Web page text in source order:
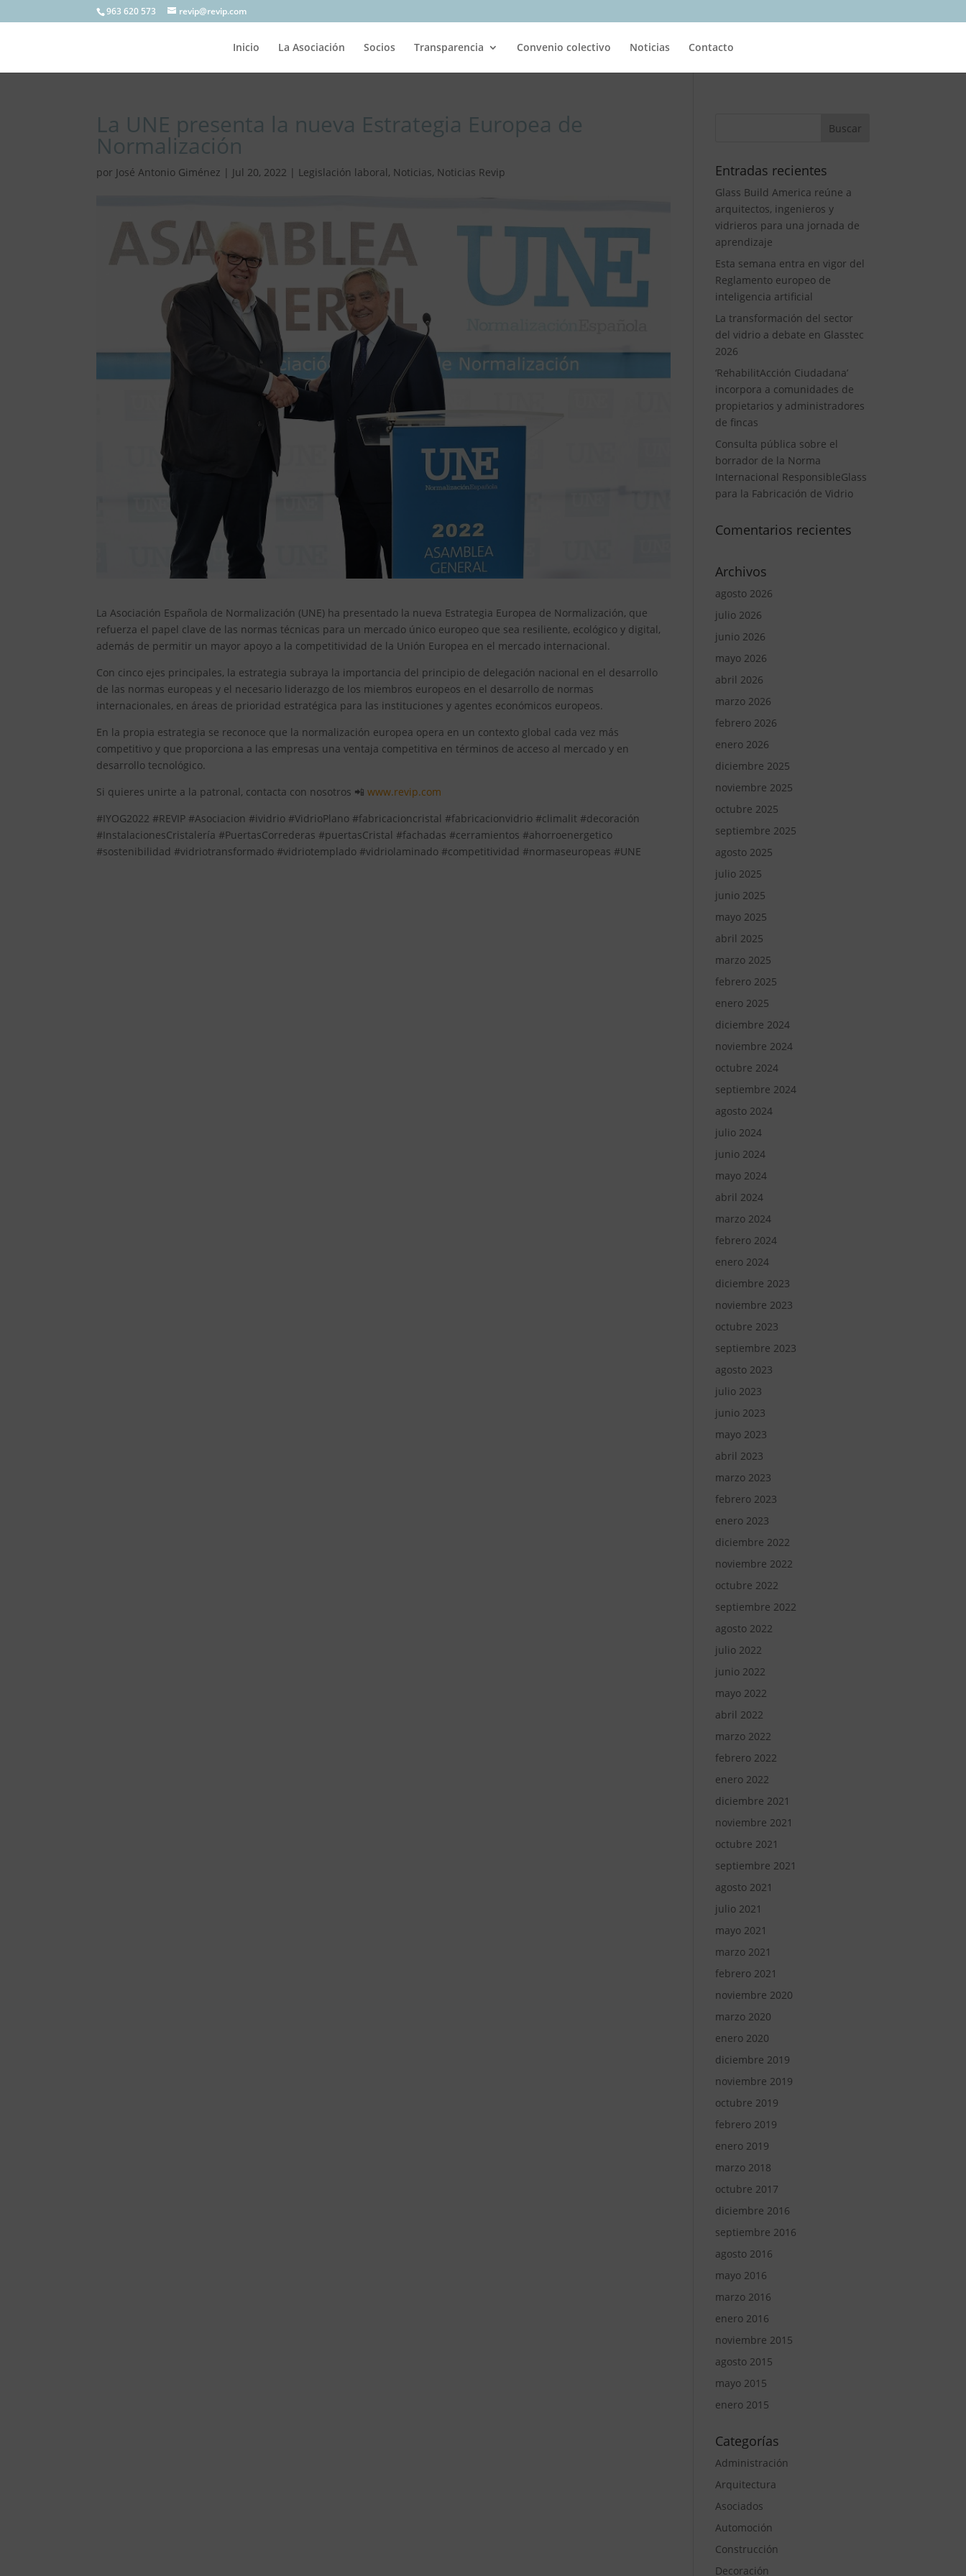
963 620 573 revip@revip.com
Inicio La Asociación Socios Transparencia Convenio colectivo Noticias Contacto
La UNE presenta la nueva Estrategia Europea de
Normalización
por José Antonio Giménez | Jul 20, 2022 | Legislación laboral, Noticias, Noticias Revip
La Asociación Española de Normalización (UNE) ha presentado la nueva Estrategia Europea de Normalización, que
refuerza el papel clave de las normas técnicas para un mercado único europeo que sea resiliente, ecológico y digital,
además de permitir un mayor apoyo a la competitividad de la Unión Europea en el mercado internacional.
Con cinco ejes principales, la estrategia subraya la importancia del principio de delegación nacional en el desarrollo
de las normas europeas y el necesario liderazgo de los miembros europeos en el desarrollo de normas
internacionales, en áreas de prioridad estratégica para las instituciones y agentes económicos europeos.
En la propia estrategia se reconoce que la normalización europea opera en un contexto global cada vez más
competitivo y que proporciona a las empresas una ventaja competitiva en términos de acceso al mercado y en
desarrollo tecnológico.
Si quieres unirte a la patronal, contacta con nosotros 📲www.revip.com
#IYOG2022 #REVIP #Asociacion #ividrio #VidrioPlano #fabricacioncristal #fabricacionvidrio #climalit #decoración
#InstalacionesCristalería #PuertasCorrederas #puertasCristal #fachadas #cerramientos #ahorroenergetico
#sostenibilidad #vidriotransformado #vidriotemplado #vidriolaminado #competitividad #normaseuropeas #UNE
Entradas recientes
Glass Build America reúne a
arquitectos, ingenieros y
vidrieros para una jornada de
aprendizaje
Esta semana entra en vigor del
Reglamento europeo de
inteligencia artificial
La transformación del sector
del vidrio a debate en Glasstec
2026
‘RehabilitAcción Ciudadana’
incorpora a comunidades de
propietarios y administradores
de fincas
Consulta pública sobre el
borrador de la Norma
Internacional ResponsibleGlass
para la Fabricación de Vidrio
Comentarios recientes
Archivos
agosto 2026
julio 2026
junio 2026
mayo 2026
abril 2026
marzo 2026
febrero 2026
enero 2026
diciembre 2025
noviembre 2025
octubre 2025
septiembre 2025
agosto 2025
julio 2025
junio 2025
mayo 2025
abril 2025
marzo 2025
febrero 2025
enero 2025
diciembre 2024
noviembre 2024
octubre 2024
septiembre 2024
agosto 2024
julio 2024
junio 2024
mayo 2024
abril 2024
marzo 2024
febrero 2024
enero 2024
diciembre 2023
noviembre 2023
octubre 2023
septiembre 2023
agosto 2023
julio 2023
junio 2023
mayo 2023
abril 2023
marzo 2023
febrero 2023
enero 2023
diciembre 2022
noviembre 2022
octubre 2022
septiembre 2022
agosto 2022
julio 2022
junio 2022
mayo 2022
abril 2022
marzo 2022
febrero 2022
enero 2022
diciembre 2021
noviembre 2021
octubre 2021
septiembre 2021
agosto 2021
julio 2021
mayo 2021
marzo 2021
febrero 2021
noviembre 2020
marzo 2020
enero 2020
diciembre 2019
noviembre 2019
octubre 2019
febrero 2019
enero 2019
marzo 2018
octubre 2017
diciembre 2016
septiembre 2016
agosto 2016
mayo 2016
marzo 2016
enero 2016
noviembre 2015
agosto 2015
mayo 2015
enero 2015
Categorías
Administración
Arquitectura
Asociados
Automoción
Construcción
Decoración